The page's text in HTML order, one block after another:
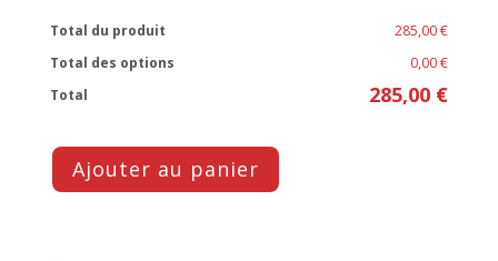
Total du produit
285,00 €
Total des options
0,00 €
Total
285,00 €
Ajouter au panier